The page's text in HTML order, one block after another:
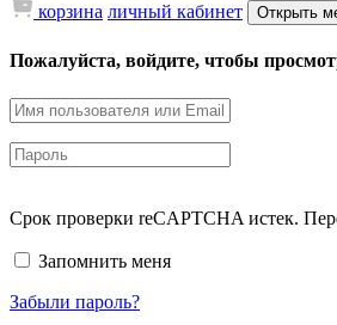
корзина личный кабинет Открыть
Пожалуйста, войдите, чтобы
Срок проверки reCAPTCHA истек.
Запомнить меня
Забыли пароль?